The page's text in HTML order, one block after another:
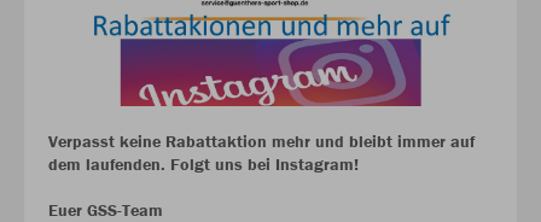
Verpasst keine Rabattaktion mehr und bleibt immer auf
dem laufenden. Folgt uns bei Instagram!
Euer GSS-Team